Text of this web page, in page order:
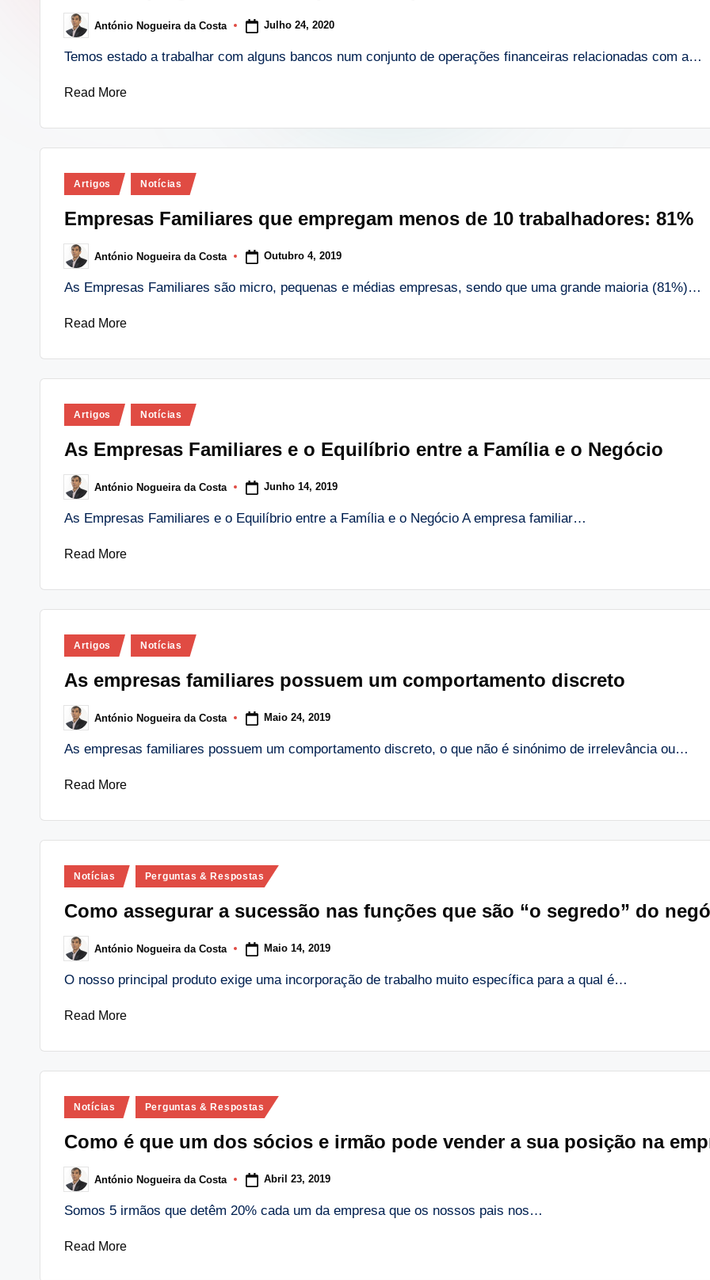
p
Posted
by
António Nogueira da Costa Julho 24, 2020
Temos estado a trabalhar com alguns bancos num conjunto de operações financeiras relacionadas com a…
Read More
Posted
Artigos Notícias
Empresas Familiares que empregam menos de 10 trabalhadores: 81%
Posted
by
António Nogueira da Costa Outubro 4, 2019
As Empresas Familiares são micro, pequenas e médias empresas, sendo que uma grande maioria (81%)…
Read More
Posted
Artigos Notícias
As Empresas Familiares e o Equilíbrio entre a Família e o Negócio
Posted
by
António Nogueira da Costa Junho 14, 2019
As Empresas Familiares e o Equilíbrio entre a Família e o Negócio A empresa familiar…
Read More
Posted
Artigos Notícias
As empresas familiares possuem um comportamento discreto
Posted
by
António Nogueira da Costa Maio 24, 2019
As empresas familiares possuem um comportamento discreto, o que não é sinónimo de irrelevância ou…
Read More
Posted
Notícias Perguntas & Respostas
Como assegurar a sucessão nas funções que são “o segredo” do
Posted
by
António Nogueira da Costa Maio 14, 2019
O nosso principal produto exige uma incorporação de trabalho muito específica para a qual é…
Read More
Posted
Notícias Perguntas & Respostas
Como é que um dos sócios e irmão pode vender a sua posição na
Posted
by
António Nogueira da Costa Abril 23, 2019
Somos 5 irmãos que detêm 20% cada um da empresa que os nossos pais nos…
Read More